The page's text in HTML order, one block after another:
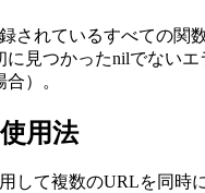
されているすべての関
に見つかったnilでない
）。
用法
して複数のURLを同時